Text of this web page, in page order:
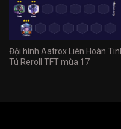
Đội hình Aatrox Liên Hoàn
Tú Reroll TFT mùa 17